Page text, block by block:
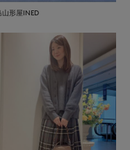
山形屋INED